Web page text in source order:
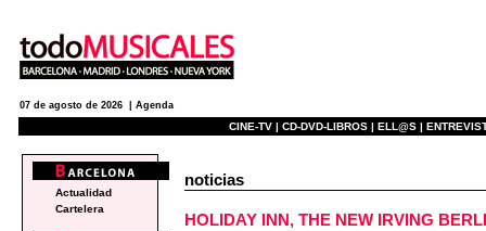
07 de agosto de 2026 | Agenda
CINE-TV | CD-DVD-LIBROS | ELL@S |
noticias
HOLIDAY INN, THE NEW IRVING
Actualidad
Cartelera